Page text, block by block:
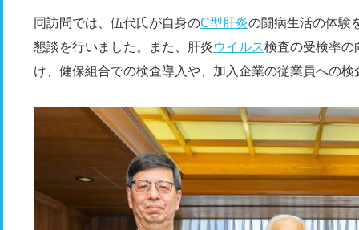
同訪問では、伍代氏が自身のC型肝炎の闘病生活の体験
懇談を行いました。また、肝炎ウイルス検査の受検率の
け、健保組合での検査導入や、加入企業の従業員への